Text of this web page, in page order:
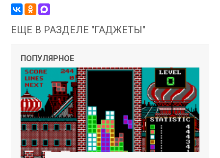
ЕЩЕ В РАЗДЕЛЕ "ГАДЖЕТЫ"
ПОПУЛЯРНОЕ